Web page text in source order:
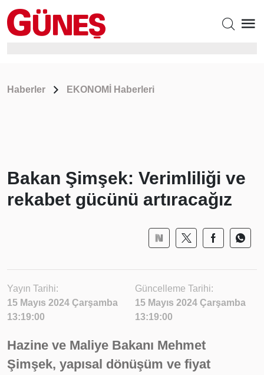
Haberler EKONOMİ Haberleri
Bakan Şimşek: Verimliliği ve
rekabet gücünü artıracağız
Yayın Tarihi:
15 Mayıs 2024 Çarşamba
13:19:00
Güncelleme Tarihi:
15 Mayıs 2024 Çarşamba
13:19:00
Hazine ve Maliye Bakanı Mehmet
Şimşek, yapısal dönüşüm ve fiyat